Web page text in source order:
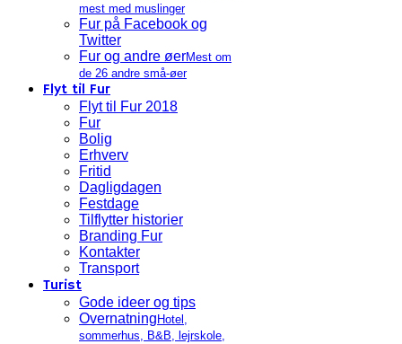
mest med muslinger
Fur på Facebook og
Twitter
Fur og andre øerMest om
de 26 andre små-øer
Flyt til Fur
Flyt til Fur 2018
Fur
Bolig
Erhverv
Fritid
Dagligdagen
Festdage
Tilflytter historier
Branding Fur
Kontakter
Transport
Turist
Gode ideer og tips
Overnatning Hotel,
sommerhus, B&B, lejrskole,